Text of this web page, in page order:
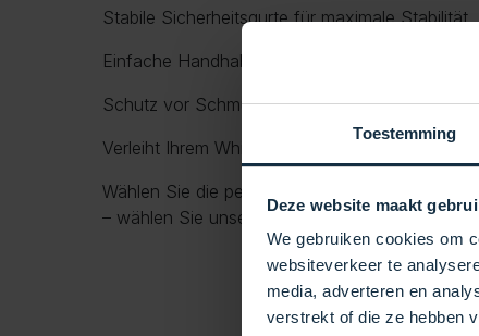
Toestemming
Deze website maakt
We gebruiken cookies om
websiteverkeer te
media, adverteren en
verstrekt of die ze hebben
Stabile Sicherheitsgurte für maximale Stabilität
Einfache Handhabung dank integrierter Griffe
Schutz vor Schmutz, Blättern, UV-Strahlung
Verleiht Ihrem Whirlpool ein gepflegtes und
Wählen Sie die perfekte Kombination aus
– wählen Sie unsere Premium-